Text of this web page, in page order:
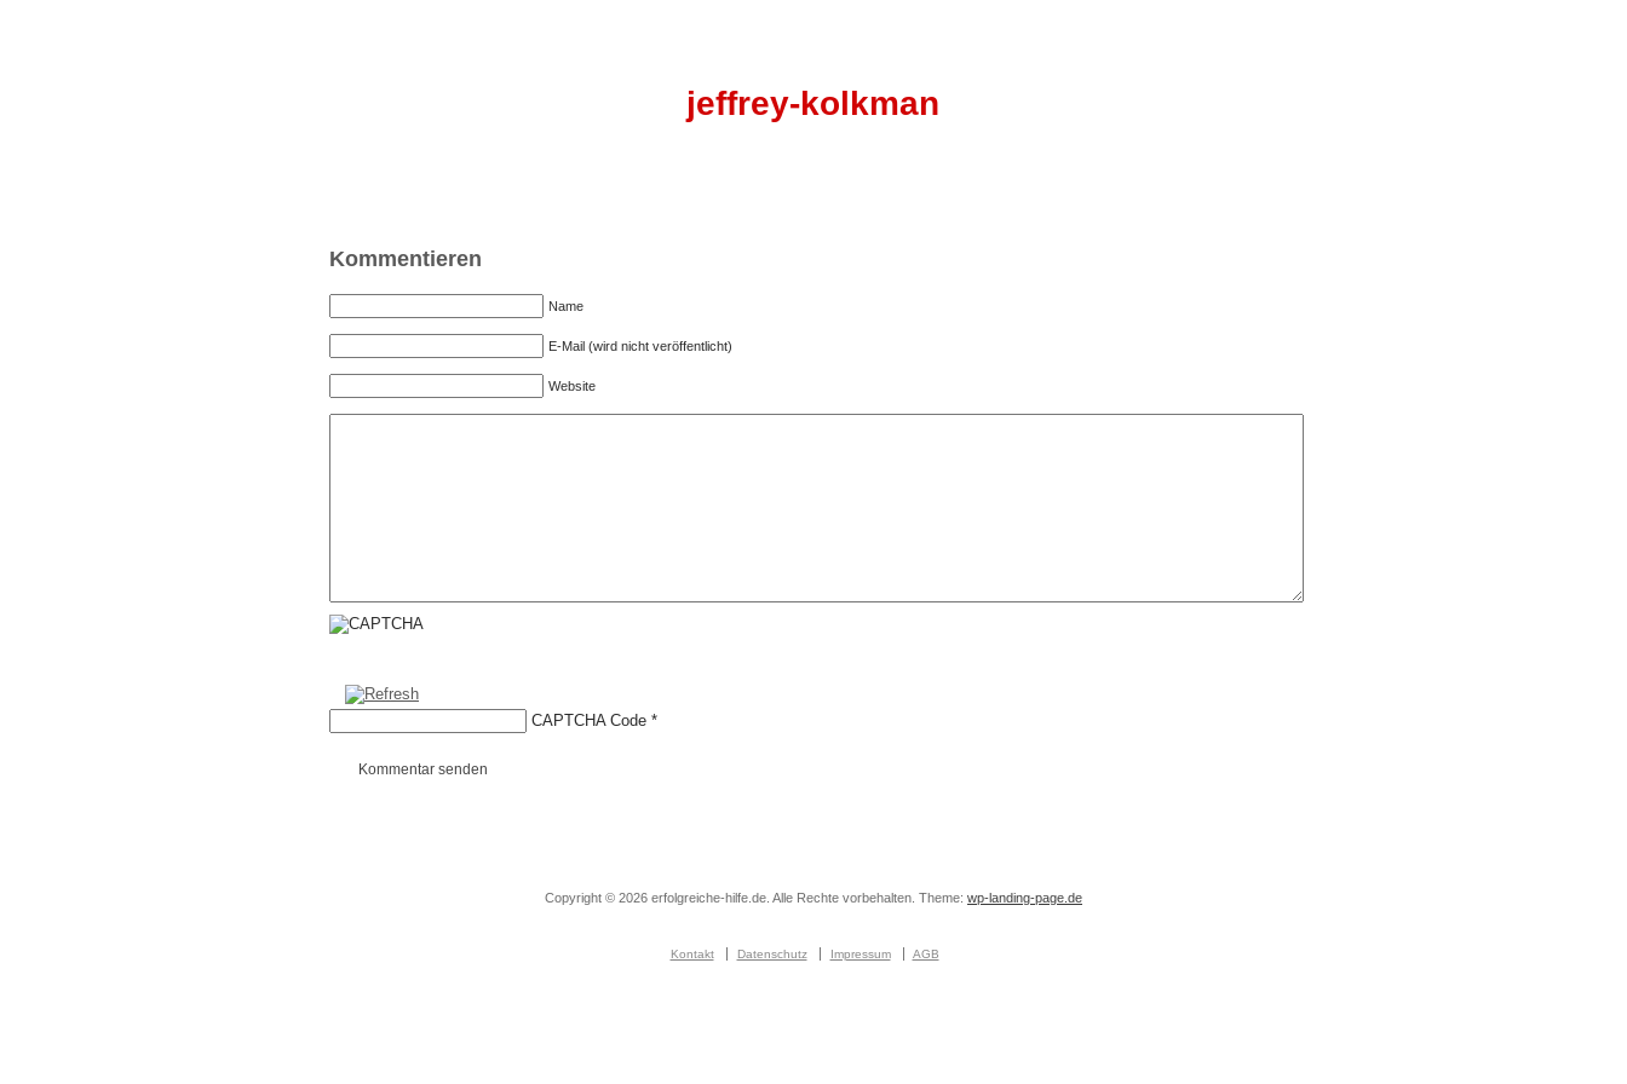
jeffrey-kolkman
Kommentieren
Name
E-Mail (wird nicht veröffentlicht)
Website
CAPTCHA Code *
Kommentar senden
Copyright © 2026 erfolgreiche-hilfe.de. Alle Rechte vorbehalten. Theme: wp-landing-page.de
Kontakt Datenschutz Impressum AGB